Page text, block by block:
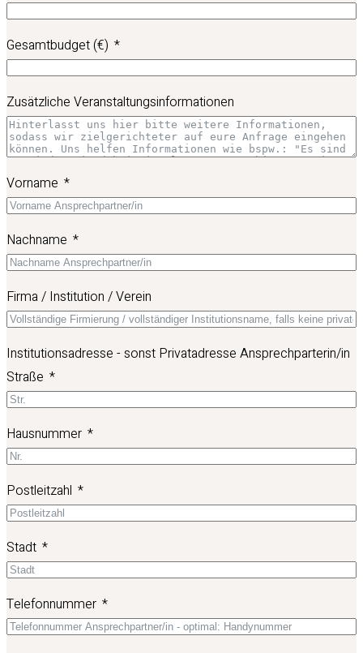
Gesamtbudget (€)
Zusätzliche Veranstaltungsinformationen
Vorname
Nachname
Firma / Institution / Verein
Institutionsadresse - sonst Privatadresse Ansprechparterin/in
Straße
Hausnummer
Postleitzahl
Stadt
Telefonnummer